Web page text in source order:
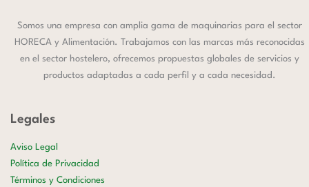
Somos una empresa con amplia gama de maquinarias para el sector
HORECA y Alimentación. Trabajamos con las marcas más reconocidas
en el sector hostelero, ofrecemos propuestas globales de servicios y
productos adaptadas a cada perfil y a cada necesidad.
Legales
Aviso Legal
Política de Privacidad
Términos y Condiciones